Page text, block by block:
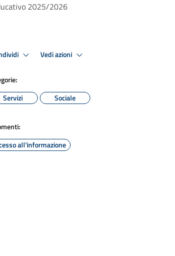
2025/2026
Vedi azioni
Servizi
Sociale
all'informazione